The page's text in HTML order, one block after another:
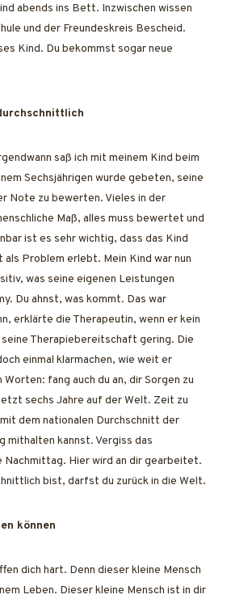
abends ins Bett. Inzwischen wissen
und der Freundeskreis Bescheid.
Kind. Du bekommst sogar neue
saß ich mit meinem Kind beim
Sechsjährigen wurde gebeten, seine
Note zu bewerten. Vieles in der
Maß, alles muss bewertet und
ist es sehr wichtig, dass das Kind
Problem erlebt. Mein Kind war nun
was seine eigenen Leistungen
Du ahnst, was kommt. Das war
erklärte die Therapeutin, wenn er kein
Therapiebereitschaft gering. Die
einmal klarmachen, wie weit er
fang auch du an, dir Sorgen zu
sechs Jahre auf der Welt. Zeit zu
dem nationalen Durchschnitt der
mithalten kannst. Vergiss das
Hier wird an dir gearbeitet.
bist, darfst du zurück in die Welt.
können
dich hart. Denn dieser kleine Mensch
Leben. Dieser kleine Mensch ist in dir